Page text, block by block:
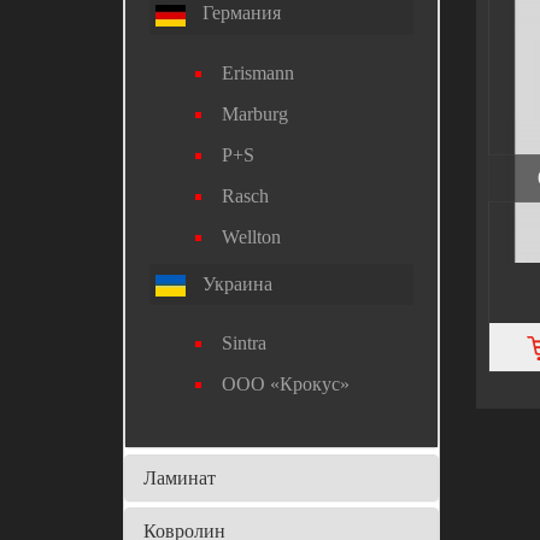
Германия
Erismann
Marburg
P+S
Rasch
Wellton
Украина
Sintra
ООО «Крокус»
Ламинат
Ковролин